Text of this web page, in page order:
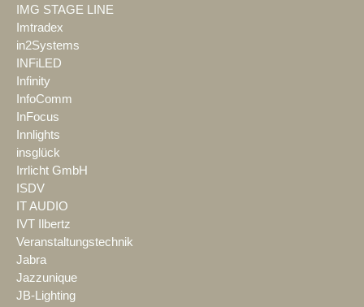
IMG STAGE LINE
Imtradex
in2Systems
INFiLED
Infinity
InfoComm
InFocus
Innlights
insglück
Irrlicht GmbH
ISDV
IT AUDIO
IVT Ilbertz
Veranstaltungstechnik
Jabra
Jazzunique
JB-Lighting